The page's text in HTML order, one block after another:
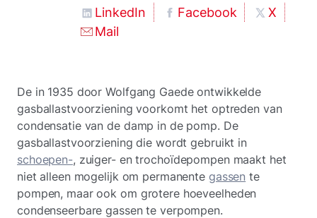
LinkedIn Facebook
X
Mail
De in 1935 door Wolfgang Gaede ontwikkelde
gasballastvoorziening voorkomt het optreden van
condensatie van de damp in de pomp. De
gasballastvoorziening die wordt gebruikt in
schoepen-, zuiger- en trochoïdepompen maakt het
niet alleen mogelijk om permanente gassen te
pompen, maar ook om grotere hoeveelheden
condenseerbare gassen te verpompen.